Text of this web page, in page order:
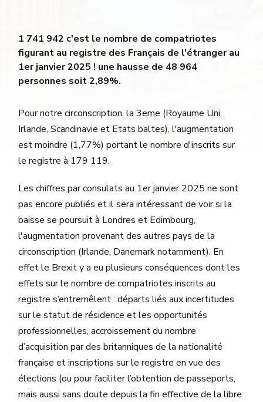
1 741 942 c'est le nombre de compatriotes
figurant au registre des Français de l'étranger au
1er janvier 2025 ! une hausse de 48 964
personnes soit 2,89%.
Pour notre circonscription, la 3eme (Royaume Uni,
Irlande, Scandinavie et Etats baltes), l'augmentation
est moindre (1,77%) portant le nombre d'inscrits sur
le registre à 179 119.
Les chiffres par consulats au 1er janvier 2025 ne sont
pas encore publiés et il sera intéressant de voir si la
baisse se poursuit à Londres et Edimbourg,
l'augmentation provenant des autres pays de la
circonscription (Irlande, Danemark notamment). En
effet le Brexit y a eu plusieurs conséquences dont les
effets sur le nombre de compatriotes inscrits au
registre s’entremêlent : départs liés aux incertitudes
sur le statut de résidence et les opportunités
professionnelles, accroissement du nombre
d’acquisition par des britanniques de la nationalité
française et inscriptions sur le registre en vue des
élections (ou pour faciliter l’obtention de passeports,
mais aussi sans doute depuis la fin effective de la libre